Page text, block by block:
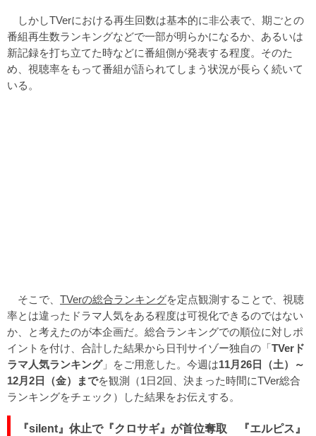
しかしTVerにおける再生回数は基本的に非公表で、期ごとの
番組再生数ランキングなどで一部が明らかになるか、あるいは
新記録を打ち立てた時などに番組側が発表する程度。そのた
め、視聴率をもって番組が語られてしまう状況が長らく続いて
いる。
そこで、 TVerの総合ランキングを定点観測することで、視聴
率とは違ったドラマ人気をある程度は可視化できるのではない
か、と考えたのが本企画だ。総合ランキングでの順位に対しポ
イントを付け、合計した結果から日刊サイゾー独自の「TVerド
ラマ人気ランキング」をご用意した。今週は11月26日（土）～
12月2日（金）までを観測（1日2回、決まった時間にTVer総合
ランキングをチェック）した結果をお伝えする。
『silent』休止で『クロサギ』が首位奪取 『エルピス』